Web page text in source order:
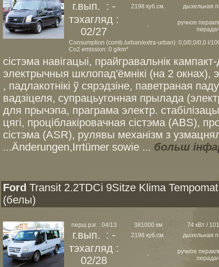
г.вып. : - 2198 куб.см. дызельная
тэхагляд :
02/27
-
ручное
Consumption (comb./urban/extra-urban): 0,0/0,0/0,0 l/
Co2 emission: 0 g/km*
сістэма навігацыі, прайгравальнік
электрычныя шклопад'ёмнікі (на 2 окнах),
, падлакотнікі ў сярэдзіне, паветраная
вадзіцеля, супрацьугонная прылада
для прычэпа, праграма электр.
цягі, проціблакіровачная сістэма (ABS),
сістэма (ASR), рулявы механізм з
...Änderungen,Irrtümer sowie ... больш
Ford Transit 2.2TDCi 9Sitze Klima Tempomat
(белы)
перш.рэг. : 04/13 381000 км 74 кВт /
г.вып. : - 2198 куб.см. дызельная
тэхагляд :
02/28
-
ручное